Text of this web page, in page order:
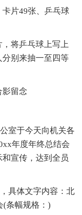
片49张、乒乓球
将乒乓球上写上
别来抽一至四等
影留念
室于今天向机关各
年度年终总结会
宣传，达到全员
具体文字内容：北
(条幅规格：)